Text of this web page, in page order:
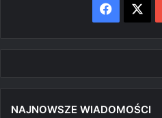
NAJNOWSZE WIADOMOŚCI